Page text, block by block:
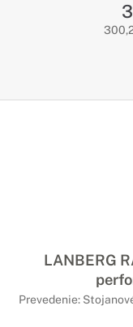
LANBERG
Prevedenie: